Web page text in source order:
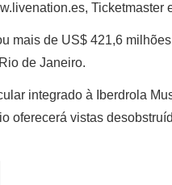
Ticketmaster
mais de US$ 421,6
de Janeiro.
integrado à Iberdrola
oferecerá vistas